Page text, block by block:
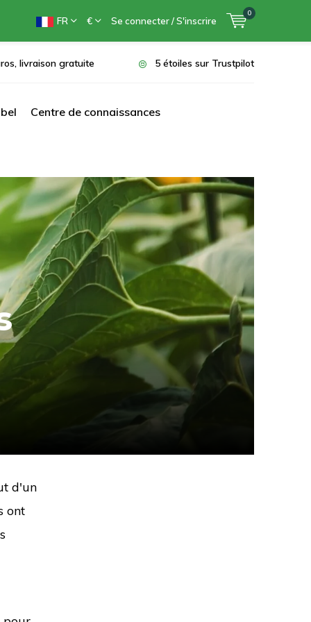
FR € Se connecter / S'inscrire
0
livraison gratuite 5 étoiles sur Trustpilot
Centre de connaissances
d'un
ont